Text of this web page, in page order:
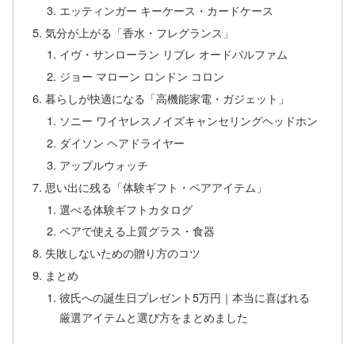
エッティンガー キーケース・カードケース
気分が上がる「香水・フレグランス」
イヴ・サンローラン リブレ オードパルファム
ジョー マローン ロンドン コロン
暮らしが快適になる「高機能家電・ガジェット」
ソニー ワイヤレスノイズキャンセリングヘッドホン
ダイソン ヘアドライヤー
アップルウォッチ
思い出に残る「体験ギフト・ペアアイテム」
選べる体験ギフトカタログ
ペアで使える上質グラス・食器
失敗しないための贈り方のコツ
まとめ
彼氏への誕生日プレゼント5万円｜本当に喜ばれる
厳選アイテムと選び方をまとめました